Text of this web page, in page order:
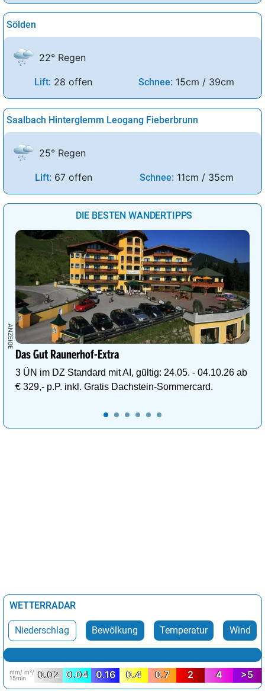
Sölden
22° Regen
Lift: 28 offen Schnee: 15cm / 39cm
Saalbach Hinterglemm Leogang Fieberbrunn
25° Regen
Lift: 67 offen Schnee: 11cm / 35cm
DIE BESTEN WANDERTIPPS
Das Gut Raunerhof-Extra
3 ÜN im DZ Standard mit AI, gültig: 24.05. - 04.10.26 ab
€ 329,- p.P. inkl. Gratis Dachstein-Sommercard.
WETTERRADAR
Niederschlag Bewölkung Temperatur Wind
mm/ m²/
15min
0.02 0.04 0.16 0.4 0.7 2 4 >5